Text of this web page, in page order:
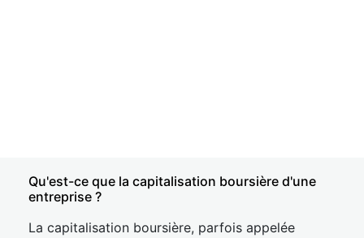
Qu'est-ce que la capitalisation boursière d'une
entreprise ?
La capitalisation boursière, parfois appelée